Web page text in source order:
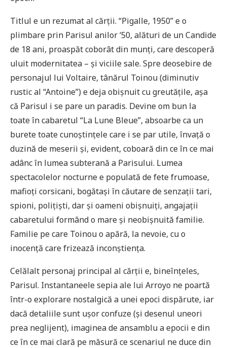
Titlul e un rezumat al cărții. “Pigalle, 1950” e o
plimbare prin Parisul anilor ‘50, alături de un Candide
de 18 ani, proaspăt coborât din munți, care descoperă
uluit modernitatea – și viciile sale. Spre deosebire de
personajul lui Voltaire, tânărul Toinou (diminutiv
rustic al “Antoine”) e deja obișnuit cu greutățile, așa
că Parisul i se pare un paradis. Devine om bun la
toate în cabaretul “La Lune Bleue”, absoarbe ca un
burete toate cunoștințele care i se par utile, învață o
duzină de meserii și, evident, coboară din ce în ce mai
adânc în lumea subterană a Parisului. Lumea
spectacolelor nocturne e populată de fete frumoase,
mafioți corsicani, bogătași în căutare de senzații tari,
spioni, polițiști, dar și oameni obișnuiți, angajații
cabaretului formând o mare și neobișnuită familie.
Familie pe care Toinou o apără, la nevoie, cu o
inocență care frizează inconștiența.
Celălalt personaj principal al cărții e, bineînțeles,
Parisul. Instantaneele sepia ale lui Arroyo ne poartă
într-o explorare nostalgică a unei epoci dispărute, iar
dacă detaliile sunt ușor confuze (și desenul uneori
prea neglijent), imaginea de ansamblu a epocii e din
ce în ce mai clară pe măsură ce scenariul ne duce din